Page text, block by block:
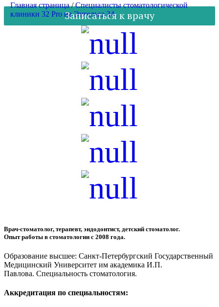
Главная страница/Специалисты стоматологической
клиники 32 Pro на Энгельса 34
Записаться к врачу
Врач-стоматолог, терапевт, эндодонтист, детский стоматолог.
Опыт работы в стоматологии с 2008 года.
Образование высшее: Санкт-Петербургский Государственный
Медицинский Университет им академика И.П.
Павлова. Специальность стоматология.
Аккредитация по специальностям: